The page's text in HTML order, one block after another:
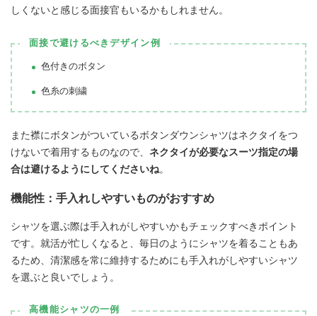
しくないと感じる面接官もいるかもしれません。
面接で避けるべきデザイン例
色付きのボタン
色糸の刺繍
また襟にボタンがついているボタンダウンシャツはネクタイをつ
けないで着用するものなので、 ネクタイが必要なスーツ指定の場
合は避けるようにしてくださいね。
機能性：手入れしやすいものがおすすめ
シャツを選ぶ際は手入れがしやすいかもチェックすべきポイント
です。就活が忙しくなると、毎日のようにシャツを着ることもあ
るため、清潔感を常に維持するためにも手入れがしやすいシャツ
を選ぶと良いでしょう。
高機能シャツの一例